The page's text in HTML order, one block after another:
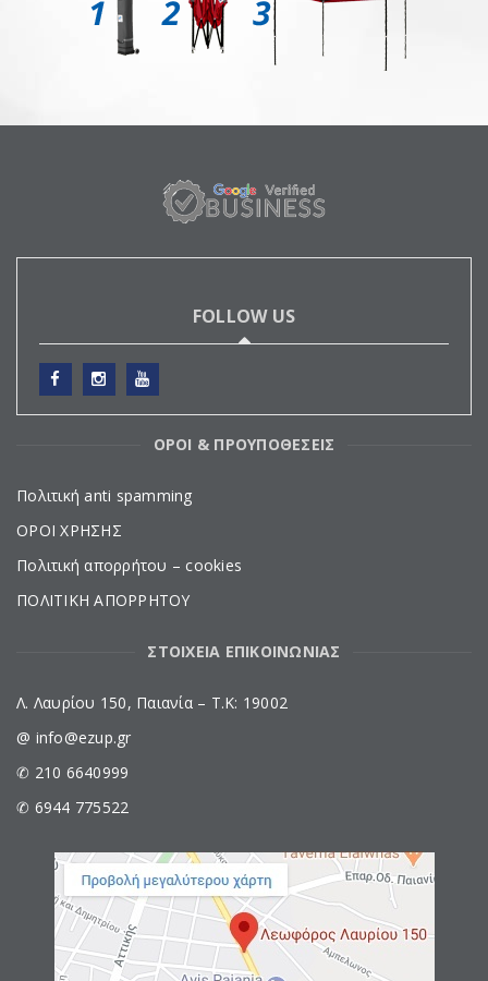
FOLLOW US
ΟΡΟΙ & ΠΡΟΥΠΟΘΕΣΕΙΣ
Πολιτική anti spamming
ΟΡΟΙ ΧΡΗΣΗΣ
Πολιτική απορρήτου – cookies
ΠΟΛΙΤΙΚΗ ΑΠΟΡΡΗΤΟΥ
ΣΤΟΙΧΕΙΑ ΕΠΙΚΟΙΝΩΝΙΑΣ
Λ. Λαυρίου 150, Παιανία – Τ.Κ: 19002
@ info@ezup.gr
✆ 210 6640999
✆ 6944 775522